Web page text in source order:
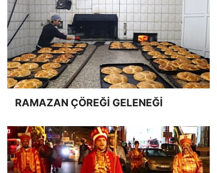
RAMAZAN ÇÖREĞİ GELENEĞİ